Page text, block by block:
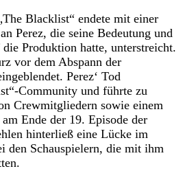
Blacklist“ endete mit einer
Perez, die seine Bedeutung und
Produktion hatte, unterstreicht.
vor dem Abspann der
Perez‘ Tod
Community und führte zu
Crewmitgliedern sowie einem
Ende der 19. Episode der
hinterließ eine Lücke im
den Schauspielern, die mit ihm